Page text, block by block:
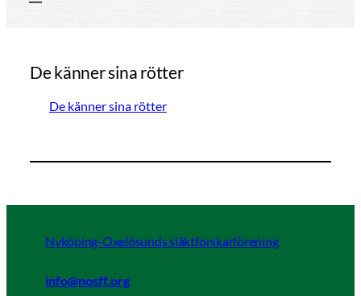
De känner sina rötter
De känner sina rötter
Nyköping-Oxelösunds släktforskarförening
info@nosff.org